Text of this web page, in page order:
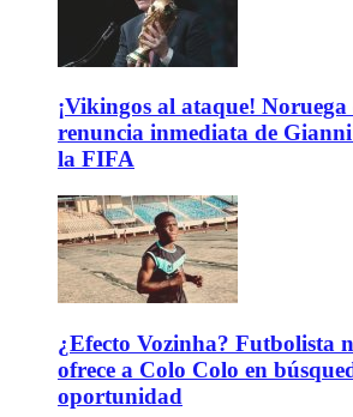
¡Vikingos al ataque! Noruega
renuncia inmediata de
la FIFA
¿Efecto Vozinha? Futbolista
ofrece a Colo Colo en
oportunidad